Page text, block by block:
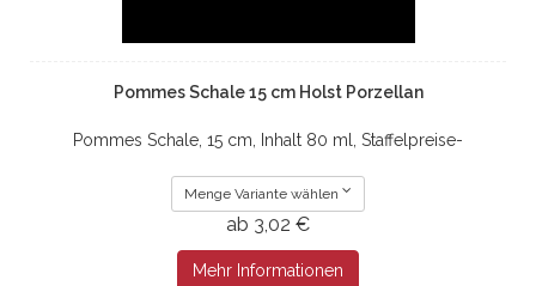
Pommes Schale 15 cm Holst Porzellan
Pommes Schale, 15 cm, Inhalt 80 ml, Staffelpreise-
Menge Variante wählen
ab 3,02 €
Mehr Informationen